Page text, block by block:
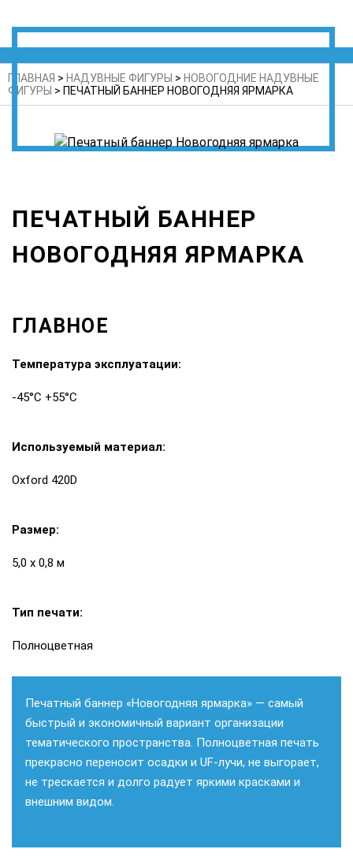
ГЛАВНАЯ > НАДУВНЫЕ ФИГУРЫ > НОВОГОДНИЕ НАДУВНЫЕ
ФИГУРЫ > ПЕЧАТНЫЙ БАННЕР НОВОГОДНЯЯ ЯРМАРКА
ПЕЧАТНЫЙ БАННЕР
НОВОГОДНЯЯ ЯРМАРКА
ГЛАВНОЕ
Температура эксплуатации:
-45°С +55°С
Используемый материал:
Oxford 420D
Размер:
5,0 х 0,8 м
Тип печати:
Полноцветная
Печатный баннер «Новогодняя ярмарка» — самый
быстрый и экономичный вариант организации
тематического пространства. Полноцветная печать
прекрасно переносит осадки и UF-лучи, не выгорает,
не трескается и долго радует яркими красками и
внешним видом.